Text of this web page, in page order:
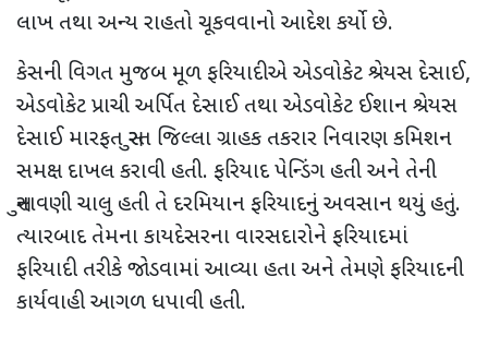
લાખ તથા અન્ય રાહતો ચૂકવવાનો આદેશ કર્યો છે.
કેસની વિગત મુજબ મૂળ ફરિયાદીએ એડવોકેટ શ્રેયસ દેસાઈ,
એડવોકેટ પ્રાચી અર્પિત દેસાઈ તથા એડવોકેટ ઈશાન શ્રેયસ
દેસાઈ મારફત સુરત જિલ્લા ગ્રાહક તકરાર નિવારણ કમિશન
સમક્ષ દાખલ કરાવી હતી. ફરિયાદ પેન્ડિંગ હતી અને તેની
સુનાવણી ચાલુ હતી તે દરમિયાન ફરિયાદનું અવસાન થયું હતું.
ત્યારબાદ તેમના કાયદેસરના વારસદારોને ફરિયાદમાં
ફરિયાદી તરીકે જોડવામાં આવ્યા હતા અને તેમણે ફરિયાદની
કાર્યવાહી આગળ ધપાવી હતી.